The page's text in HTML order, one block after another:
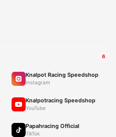
6
Knalpot Racing Speedshop
Instagram
Knalpotracing Speedshop
YouTube
Papahracing Official
TikTok